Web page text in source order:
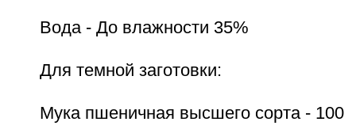
Вода - До влажности 35%
Для темной заготовки:
Мука пшеничная высшего сорта - 100